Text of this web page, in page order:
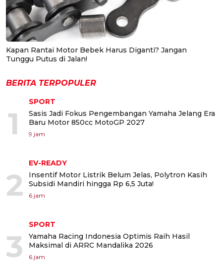
Kapan Rantai Motor Bebek Harus Diganti? Jangan
Tunggu Putus di Jalan!
BERITA TERPOPULER
1
SPORT
Sasis Jadi Fokus Pengembangan Yamaha Jelang Era
Baru Motor 850cc MotoGP 2027
9 jam
2
EV-READY
Insentif Motor Listrik Belum Jelas, Polytron Kasih
Subsidi Mandiri hingga Rp 6,5 Juta!
6 jam
3
SPORT
Yamaha Racing Indonesia Optimis Raih Hasil
Maksimal di ARRC Mandalika 2026
6 jam